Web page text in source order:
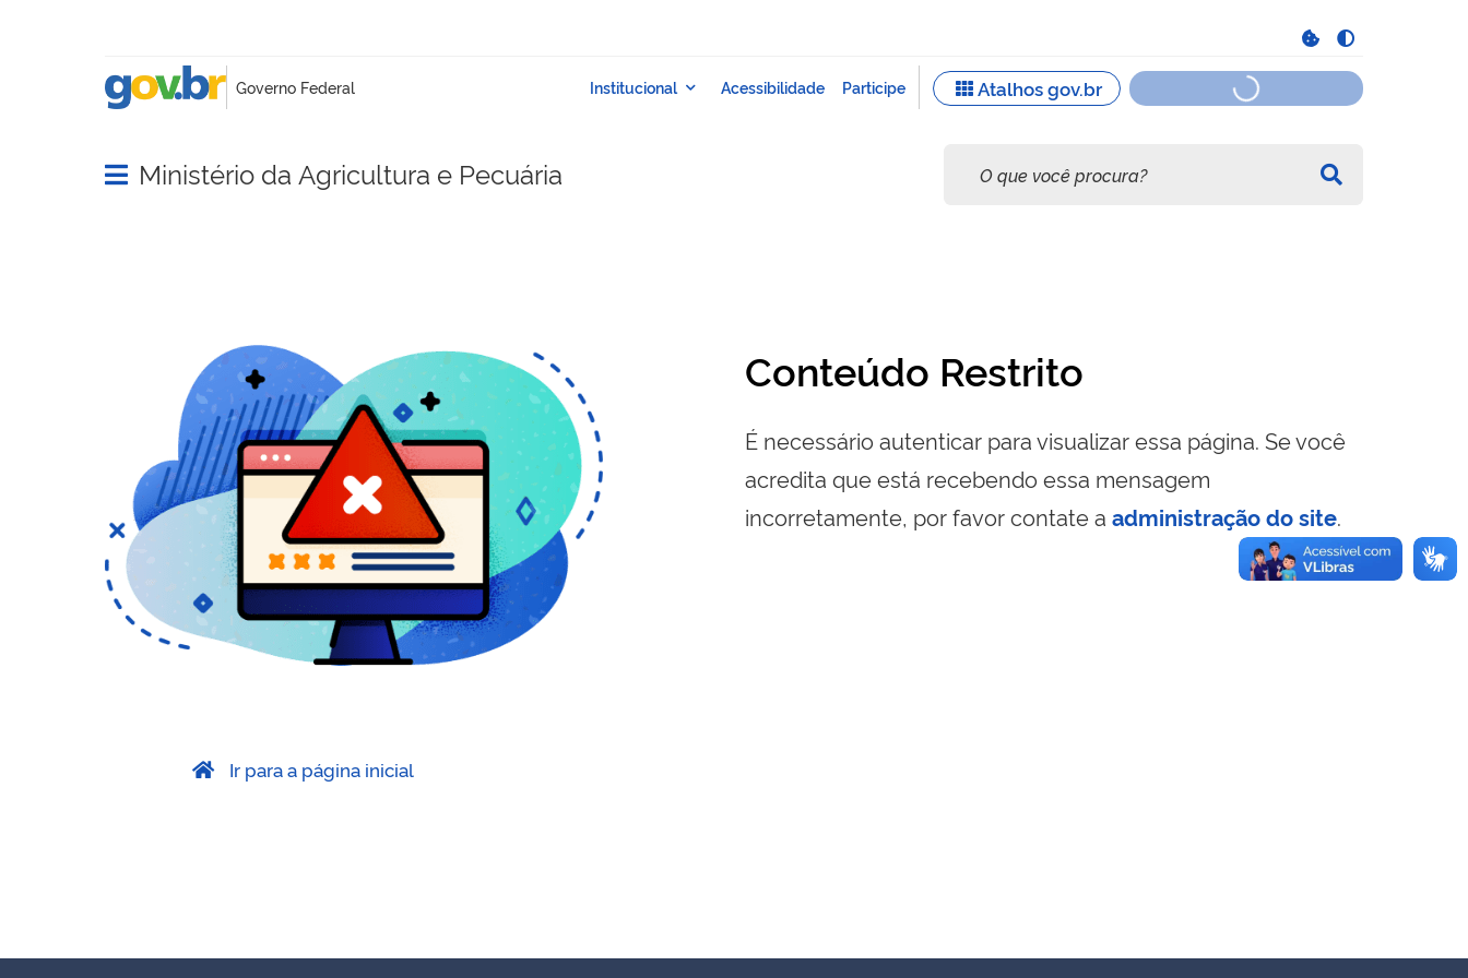
Abrir menu principal de navegação
Ministério da Agricultura e Pecuária
Conteúdo Restrito
É necessário autenticar para visualizar essa página. Se você
acredita que está recebendo essa mensagem
incorretamente, por favor contate a administração do site.
Ir para a página inicial